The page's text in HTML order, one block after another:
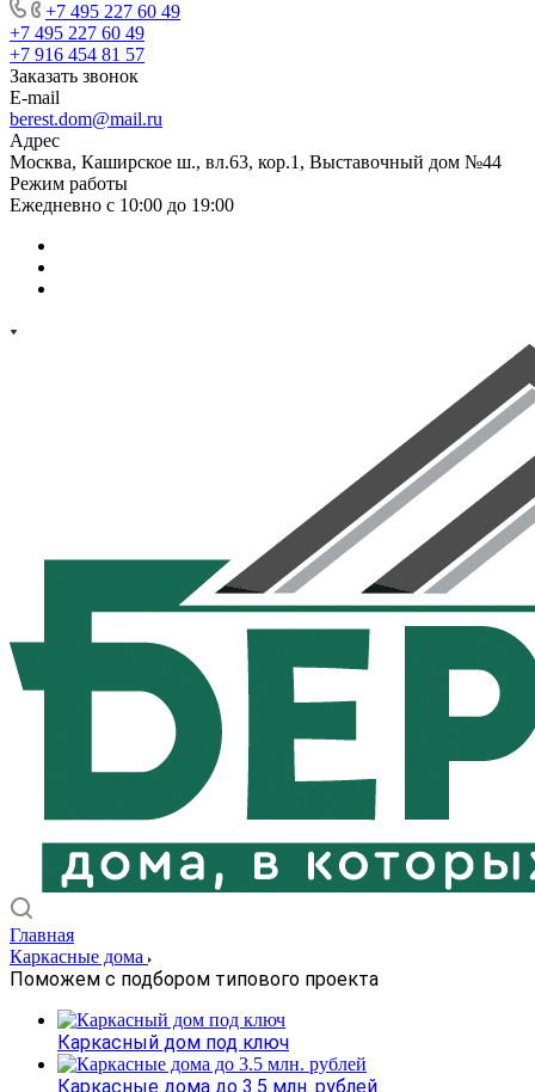
+7 495 227 60 49
+7 495 227 60 49
+7 916 454 81 57
Заказать звонок
E-mail
berest.dom@mail.ru
Адрес
Москва, Каширское ш., вл.63, кор.1, Выставочный дом №44
Режим работы
Ежедневно с 10:00 до 19:00
Главная
Каркасные дома
Поможем с подбором типового проекта
Каркасный дом под ключ
Каркасные дома до 3.5 млн. рублей